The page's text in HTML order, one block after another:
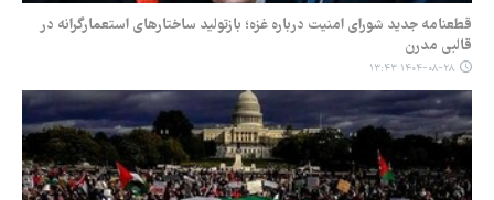
قطعنامه جدید شورای امنیت درباره غزه؛ بازتولید ساختارهای استعمارگرانه در
قالبی مدرن
۱۴۰۴-۰۸-۲۸ ۱۳:۴۳